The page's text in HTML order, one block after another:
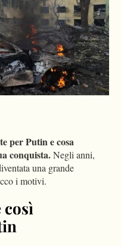
per Putin e cosa
conquista.Negli anni,
una grande
i motivi.
così